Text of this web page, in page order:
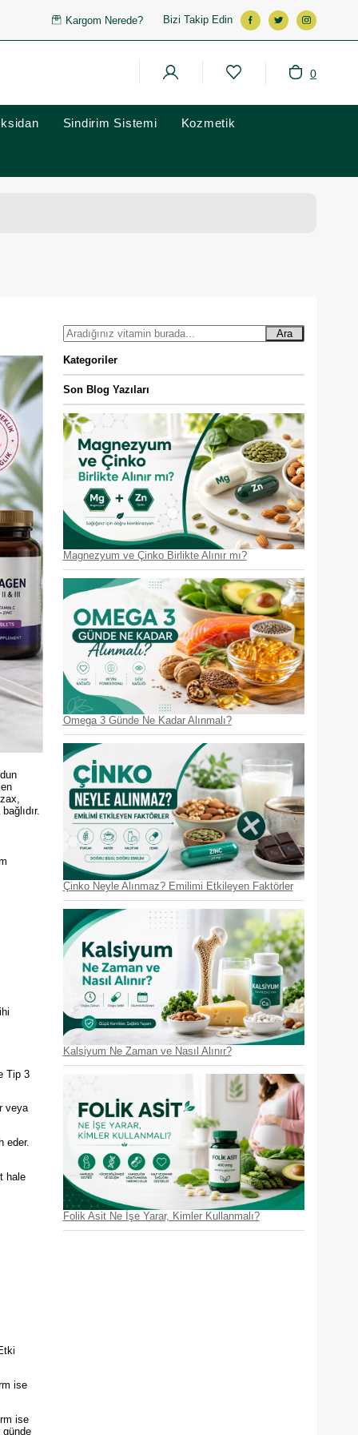
Kargom Nerede? Bizi Takip Edin
0
Sindirim Sistemi Kozmetik
Tip 3
veya
eder.
hale
ise
ise
günde
Ara
Kategoriler
Son Blog Yazıları
Magnezyum ve Çinko Birlikte Alınır mı?
Omega 3 Günde Ne Kadar Alınmalı?
Çinko Neyle Alınmaz? Emilimi Etkileyen Faktörler
Kalsiyum Ne Zaman ve Nasıl Alınır?
Folik Asit Ne İşe Yarar, Kimler Kullanmalı?